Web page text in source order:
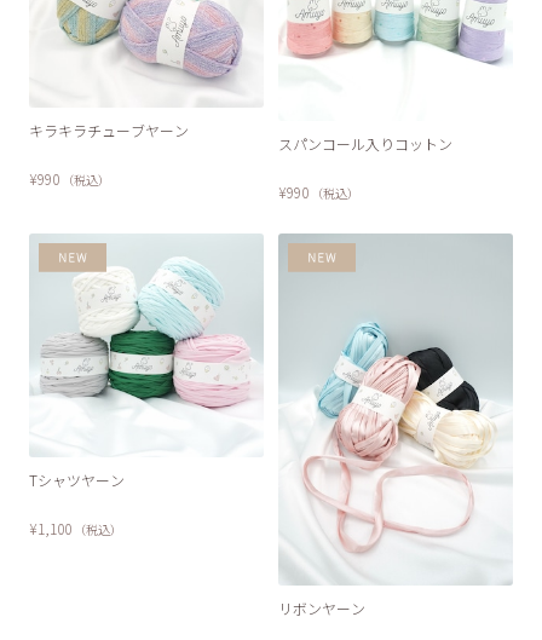
キラキラチューブヤーン
¥990 （税込）
スパンコール入りコットン
¥990 （税込）
Tシャツヤーン
¥1,100 （税込）
リボンヤーン